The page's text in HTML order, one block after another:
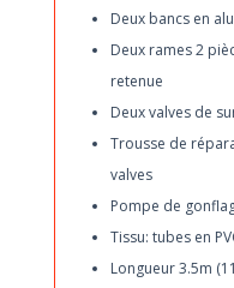
Deux bancs en
Deux rames 2
retenue
Deux valves de
Trousse de
valves
Pompe de
Tissu: tubes en
Longueur 3.5m